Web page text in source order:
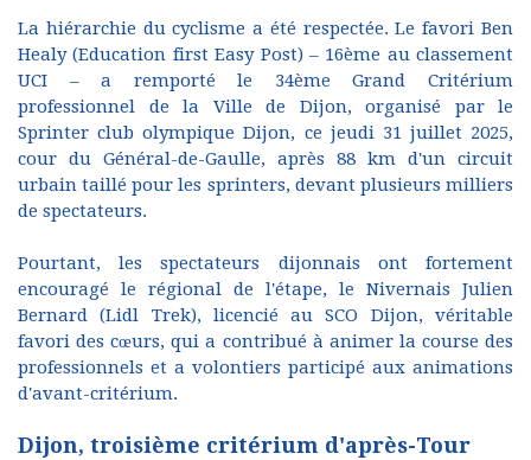
La hiérarchie du cyclisme a été respectée. Le favori Ben
Healy (Education first Easy Post) – 16ème au classement
UCI – a remporté le 34ème Grand Critérium
professionnel de la Ville de Dijon, organisé par le
Sprinter club olympique Dijon, ce jeudi 31 juillet 2025,
cour du Général-de-Gaulle, après 88 km d'un circuit
urbain taillé pour les sprinters, devant plusieurs milliers
de spectateurs.
Pourtant, les spectateurs dijonnais ont fortement
encouragé le régional de l'étape, le Nivernais Julien
Bernard (Lidl Trek), licencié au SCO Dijon, véritable
favori des cœurs, qui a contribué à animer la course des
professionnels et a volontiers participé aux animations
d'avant-critérium.
Dijon, troisième critérium d'après-Tour